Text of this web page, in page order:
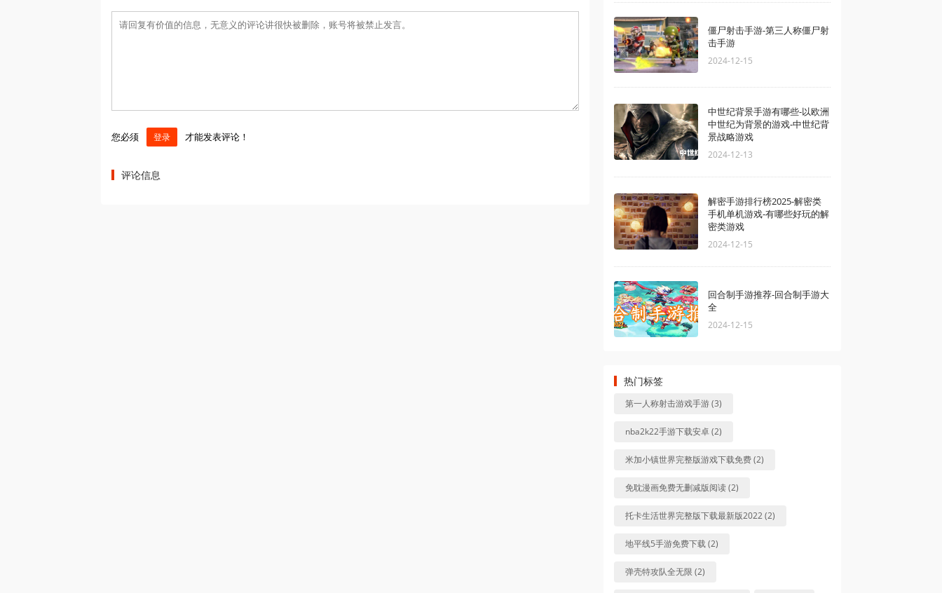
您必须 登录 才能发表评论！
评论信息
僵尸射击手游-第三人称僵尸射
击手游
2024-12-15
中世纪背景手游有哪些-以欧洲
中世纪为背景的游戏-中世纪背
景战略游戏
2024-12-13
解密手游排行榜2025-解密类
手机单机游戏-有哪些好玩的解
密类游戏
2024-12-15
回合制手游推荐-回合制手游大
全
2024-12-15
热门标签
第一人称射击游戏手游 (3)
nba2k22手游下载安卓 (2)
米加小镇世界完整版游戏下载免费 (2)
免耽漫画免费无删减版阅读 (2)
托卡生活世界完整版下载最新版2022 (2)
地平线5手游免费下载 (2)
弹壳特攻队全无限 (2)